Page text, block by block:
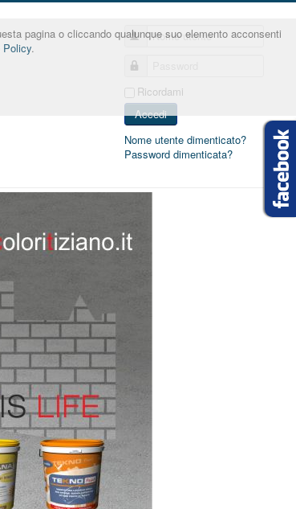
pagina o cliccando qualunque suo elemento acconsenti
Policy.
Nome utente
Ricordami
Accedi
Nome utente dimenticato?
Password dimenticata?